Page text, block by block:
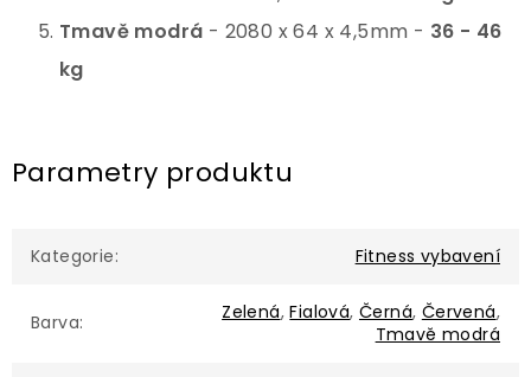
Tmavě modrá - 2080 x 64 x 4,5mm - 36 - 46
kg
Parametry produktu
Kategorie: Fitness vybavení
Barva: Zelená,Fialová, Černá, Červená,
Tmavě modrá